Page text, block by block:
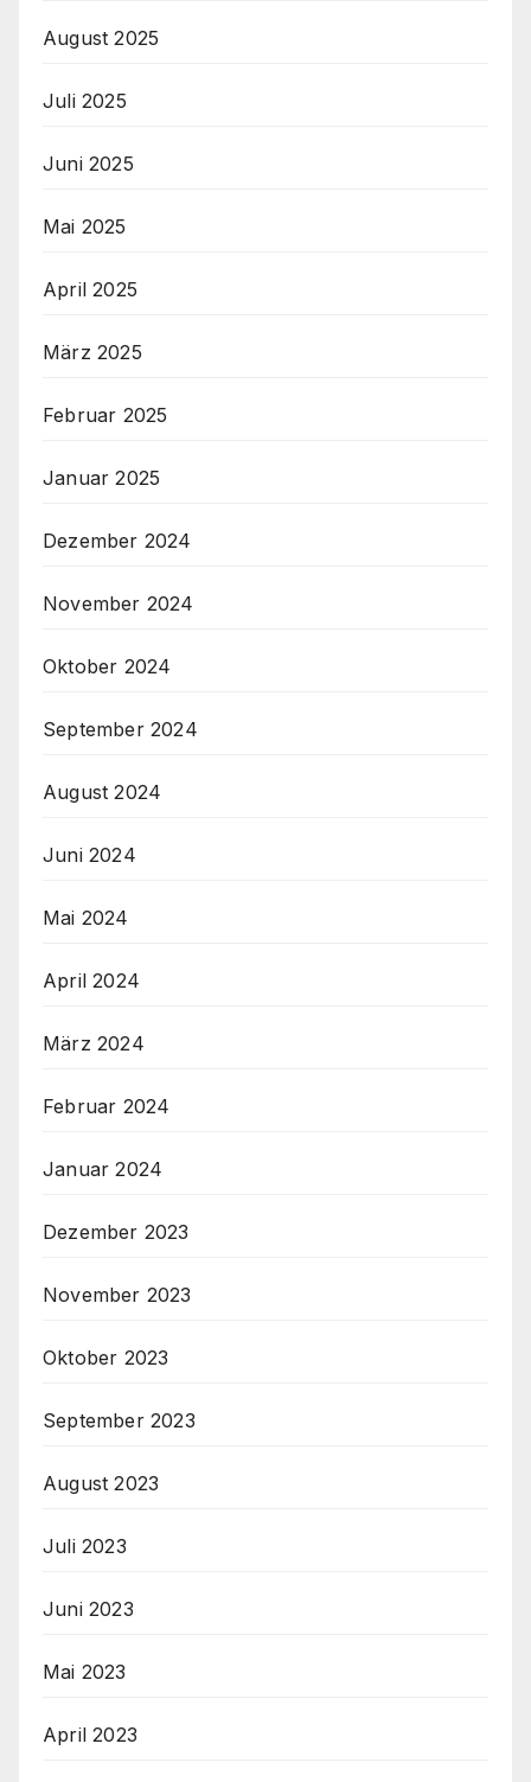
August 2025
Juli 2025
Juni 2025
Mai 2025
April 2025
März 2025
Februar 2025
Januar 2025
Dezember 2024
November 2024
Oktober 2024
September 2024
August 2024
Juni 2024
Mai 2024
April 2024
März 2024
Februar 2024
Januar 2024
Dezember 2023
November 2023
Oktober 2023
September 2023
August 2023
Juli 2023
Juni 2023
Mai 2023
April 2023